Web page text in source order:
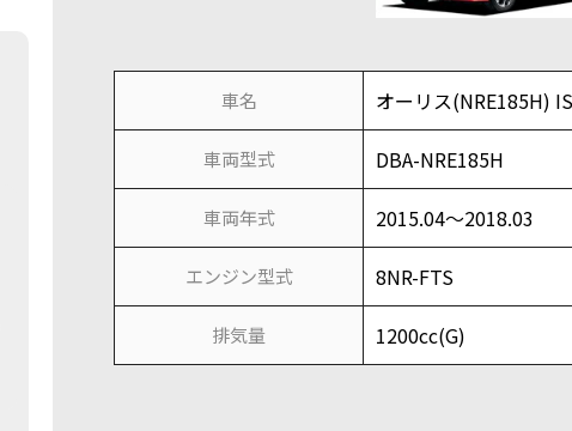
車名 オーリス(NRE185H)
車両型式 DBA-NRE185H
車両年式 2015.04～2018.03
エンジン型式 8NR-FTS
排気量 1200cc(G)